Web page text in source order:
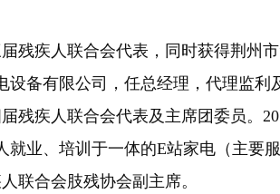
残疾人联合会代表，同时获得荆州
设备有限公司，任总经理，代理监利
残疾人联合会代表及主席团委员。
就业、培训于一体的E站家电（主要
联合会肢残协会副主席。